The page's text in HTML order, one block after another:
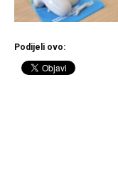
Podijeli ovo: